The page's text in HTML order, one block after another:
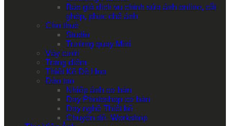
Báo giá dịch vụ chỉnh sửa ảnh online, cắt
ghép, phục chế ảnh
Cho thuê
Studio
Trường quay Mini
Váy cưới
Trang điểm
Thiết Kế Đồ Họa
Đào tạo
Nhiếp ảnh cơ bản
Dạy Photoshop cơ bản
Dạy nghề Thiết kế
Chuyên đề- Workshop